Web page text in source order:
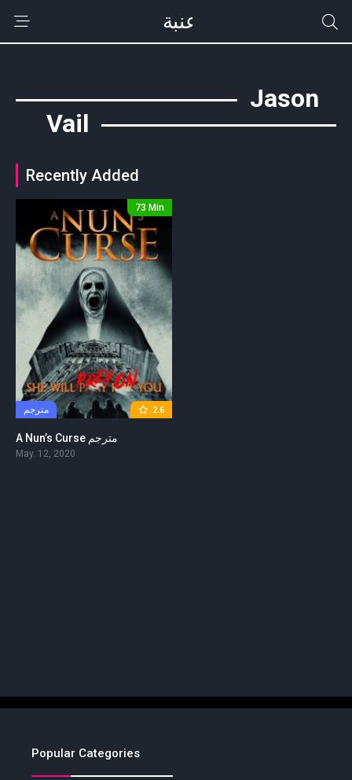
Jason
Vail
Recently Added
2.6 مترجم
73 Min
A Nun’s Curse مترجم
May. 12, 2020
Popular Categories